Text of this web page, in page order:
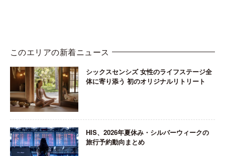
このエリアの新着ニュース
シックスセンシズ 女性のライフステージ全
体に寄り添う 初のオリジナルリトリート
HIS、2026年夏休み・シルバーウィークの
旅行予約動向まとめ